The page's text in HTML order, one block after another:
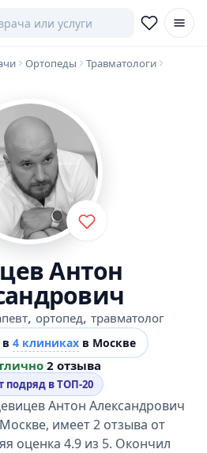
Ортопеды Травматологи
Антон
, ортопед, травматолог
4 клиникахв Москве
·2 отзыва
подряд в ТОП-20
Антон Александрович
имеет 2 отзыва от
оценка 4.9 из 5. Окончил